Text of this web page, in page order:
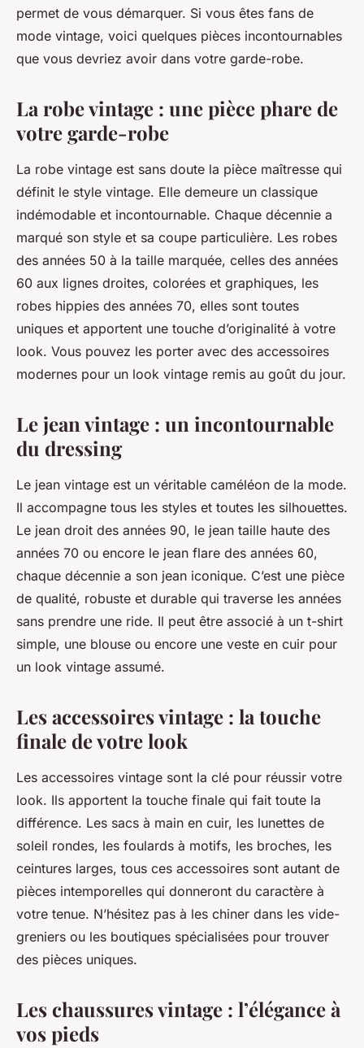
Louise• 28 décembre 2023•5 min de lecture
permet de vous démarquer. Si vous êtes fans de
mode vintage, voici quelques pièces incontournables
que vous devriez avoir dans votre garde-robe.
La robe vintage : une pièce phare de
votre garde-robe
La robe vintage est sans doute la pièce maîtresse qui
définit le style vintage. Elle demeure un classique
indémodable et incontournable. Chaque décennie a
marqué son style et sa coupe particulière. Les robes
des années 50 à la taille marquée, celles des années
60 aux lignes droites, colorées et graphiques, les
robes hippies des années 70, elles sont toutes
uniques et apportent une touche d’originalité à votre
look. Vous pouvez les porter avec des accessoires
modernes pour un look vintage remis au goût du jour.
Le jean vintage : un incontournable
du dressing
Le jean vintage est un véritable caméléon de la mode.
Il accompagne tous les styles et toutes les silhouettes.
Le jean droit des années 90, le jean taille haute des
années 70 ou encore le jean flare des années 60,
chaque décennie a son jean iconique. C’est une pièce
de qualité, robuste et durable qui traverse les années
sans prendre une ride. Il peut être associé à un t-shirt
simple, une blouse ou encore une veste en cuir pour
un look vintage assumé.
Les accessoires vintage : la touche
finale de votre look
Les accessoires vintage sont la clé pour réussir votre
look. Ils apportent la touche finale qui fait toute la
différence. Les sacs à main en cuir, les lunettes de
soleil rondes, les foulards à motifs, les broches, les
ceintures larges, tous ces accessoires sont autant de
pièces intemporelles qui donneront du caractère à
votre tenue. N’hésitez pas à les chiner dans les vide-
greniers ou les boutiques spécialisées pour trouver
des pièces uniques.
Les chaussures vintage : l’élégance à
vos pieds